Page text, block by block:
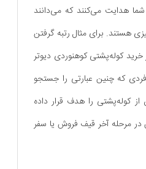
هدایت می‌کنند که می‌دانند
هستند. برای مثال رتبه گرفتن
خرید کوله‌پشتی کوهنوردی دیوتر
که چنین عبارتی را جستجو
کوله‌پشتی را هدف قرار داده
در مرحله آخر قیف فروش یا سفر